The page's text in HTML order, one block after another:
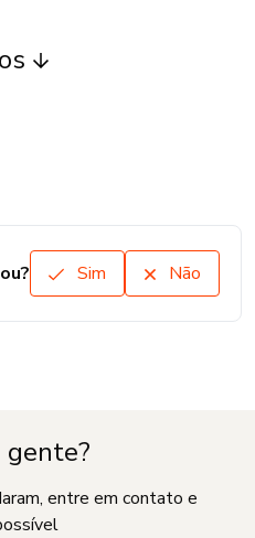
Sim Não
gente?
entre em contato e